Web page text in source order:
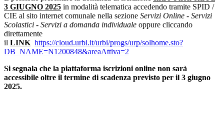
3 GIUGNO 2025 in modalità telematica accedendo tramite SPID /
CIE al sito internet comunale nella sezione Servizi Online - Servizi
Scolastici - Servizi a domanda individuale oppure cliccando
direttamente
il LINK https://cloud.urbi.it/urbi/progs/urp/solhome.sto?
DB_NAME=N1200848&areaAttiva=2
Si segnala che la piattaforma iscrizioni online non sarà
accessibile oltre il termine di scadenza previsto per il 3 giugno
2025.